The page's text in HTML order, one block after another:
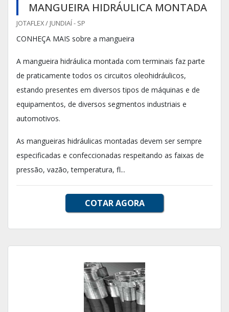
MANGUEIRA HIDRÁULICA MONTADA
JOTAFLEX / JUNDIAÍ - SP
CONHEÇA MAIS sobre a mangueira
A mangueira hidráulica montada com terminais faz parte
de praticamente todos os circuitos oleohidráulicos,
estando presentes em diversos tipos de máquinas e de
equipamentos, de diversos segmentos industriais e
automotivos.
As mangueiras hidráulicas montadas devem ser sempre
especificadas e confeccionadas respeitando as faixas de
pressão, vazão, temperatura, fl...
COTAR AGORA